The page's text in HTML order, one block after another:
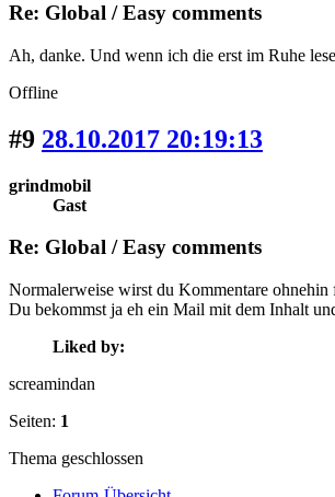
Re: Global / Easy comments
Ah, danke. Und wenn ich die erst im Ruhe
Offline
#9 28.10.2017 20:19:13
grindmobil
Gast
Re: Global / Easy comments
Normalerweise wirst du Kommentare
Du bekommst ja eh ein Mail mit dem Inhalt
Liked by:
screamindan
Seiten: 1
Thema geschlossen